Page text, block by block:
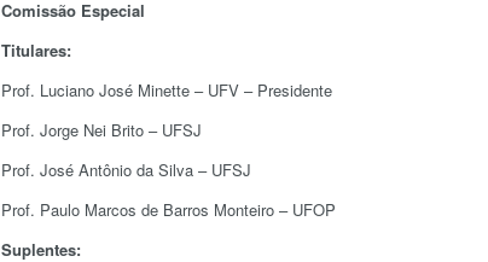
Comissão Especial
Titulares:
Prof. Luciano José Minette – UFV – Presidente
Prof. Jorge Nei Brito – UFSJ
Prof. José Antônio da Silva – UFSJ
Prof. Paulo Marcos de Barros Monteiro – UFOP
Suplentes: